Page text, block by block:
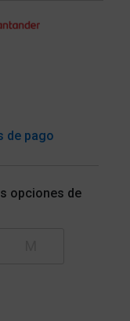
de pago
opciones de